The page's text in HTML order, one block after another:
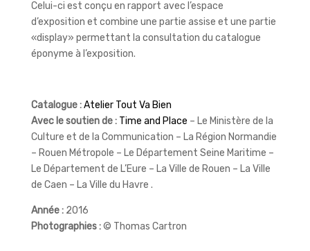
Celui-ci est conçu en rapport avec l’espace
d’exposition et combine une partie assise et une partie
«display» permettant la consultation du catalogue
éponyme à l’exposition.
Catalogue :Atelier Tout Va Bien
Avec le soutien de : Time and Place – Le Ministère de la
Culture et de la Communication – La Région Normandie
– Rouen Métropole – Le Département Seine Maritime –
Le Département de L’Eure – La Ville de Rouen – La Ville
de Caen – La Ville du Havre .
Année :2016
Photographies :© Thomas Cartron